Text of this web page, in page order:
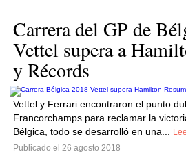
Carrera del GP de
Vettel supera a
y Récords
Vettel y Ferrari encontraron el punto
Francorchamps para reclamar la
Bélgica, todo se desarrolló en una...
Publicado el 26 agosto 2018